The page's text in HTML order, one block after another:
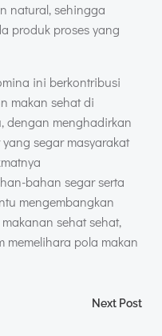
natural, sehingga
produk proses yang
ini berkontribusi
makan sehat di
dengan menghadirkan
segar masyarakat
bahan segar serta
mengembangkan
sehat sehat,
memelihara pola makan
Next Post